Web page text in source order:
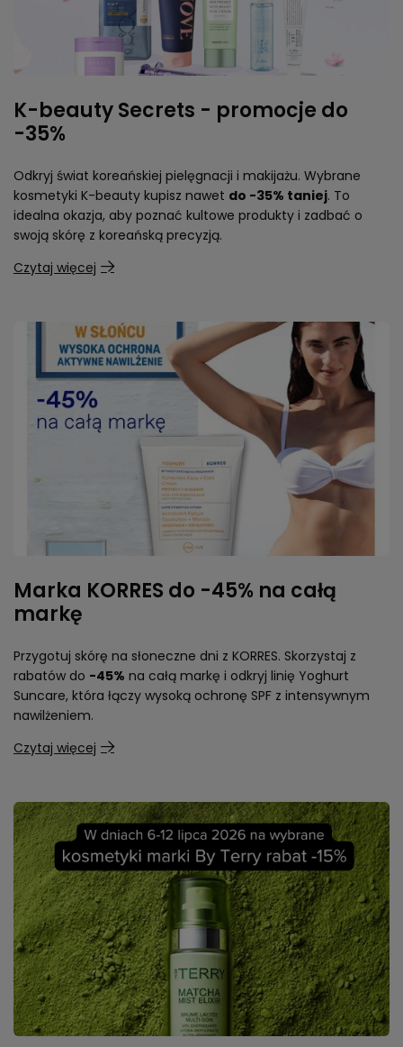
K-beauty Secrets - promocje do
-35%
Odkryj świat koreańskiej pielęgnacji i makijażu. Wybrane
kosmetyki K-beauty kupisz nawet do -35% taniej. To
idealna okazja, aby poznać kultowe produkty i zadbać o
swoją skórę z koreańską precyzją.
Czytaj więcej
Marka KORRES do -45% na całą
markę
Przygotuj skórę na słoneczne dni z KORRES. Skorzystaj z
rabatów do -45% na całą markę i odkryj linię Yoghurt
Suncare, która łączy wysoką ochronę SPF z intensywnym
nawilżeniem.
Czytaj więcej